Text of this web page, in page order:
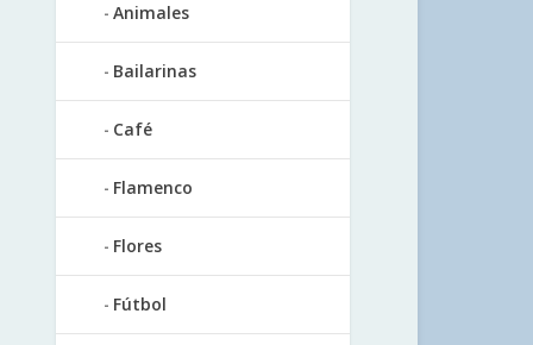
Animales
Bailarinas
Café
Flamenco
Flores
Fútbol